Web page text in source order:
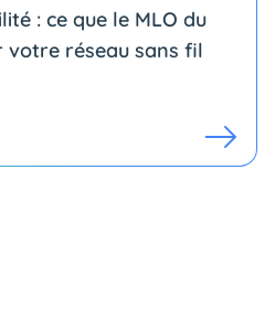
: ce que le MLO du
votre réseau sans fil